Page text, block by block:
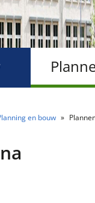
en bouw